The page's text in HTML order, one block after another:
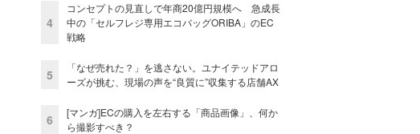
4
コンセプトの見直しで年商20億円規模へ 急成長
中の「セルフレジ専用エコバッグORIBA」のEC
戦略
5
「なぜ売れた？」を逃さない。ユナイテッドアロ
ーズが挑む、現場の声を“良質に”収集する店舗AX
6
[マンガ]ECの購入を左右する「商品画像」、何か
ら撮影すべき？